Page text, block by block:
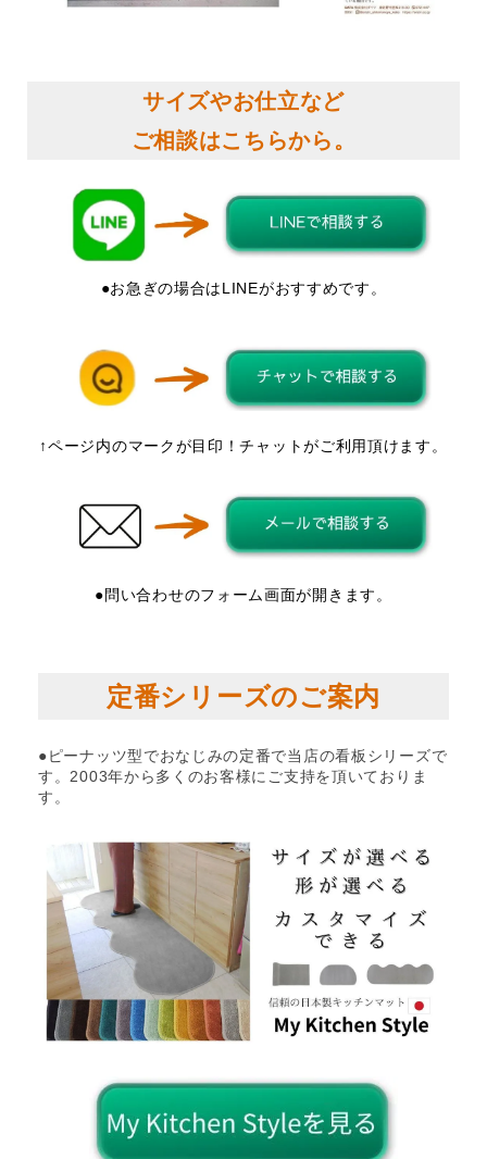
サイズやお仕立など
ご相談はこちらから。
●お急ぎの場合はLINEがおすすめです。
↑ページ内のマークが目印！チャットがご利用頂けます。
●問い合わせのフォーム画面が開きます。
定番シリーズのご案内
●ピーナッツ型でおなじみの定番で当店の看板シリーズで
す。2003年から多くのお客様にご支持を頂いておりま
す。